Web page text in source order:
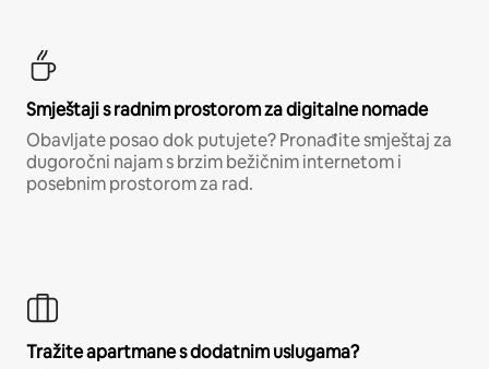
Smještaji s radnim prostorom za digitalne nomade
Obavljate posao dok putujete? Pronađite smještaj za
dugoročni najam s brzim bežičnim internetom i
posebnim prostorom za rad.
Tražite apartmane s dodatnim uslugama?